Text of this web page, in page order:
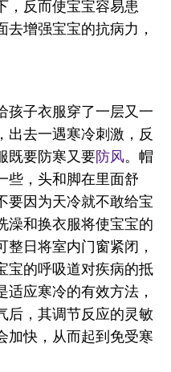
，反而使宝宝容易患
增强宝宝的抗病力，
孩子衣服穿了一层又一
出去一遇寒冷刺激，反
既要防寒又要防风。帽
些，头和脚在里面舒
要因为天冷就不敢给宝
澡和换衣服将使宝宝的
日将室内门窗紧闭，
宝的呼吸道对疾病的抵
应寒冷的有效方法，
后，其调节反应的灵敏
加快，从而起到免受寒